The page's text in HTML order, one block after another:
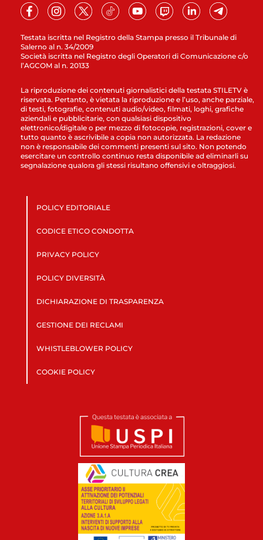
Testata iscritta nel Registro della Stampa presso il Tribunale di
Salerno al n. 34/2009
Società iscritta nel Registro degli Operatori di Comunicazione c/o
l’AGCOM al n. 20133
La riproduzione dei contenuti giornalistici della testata STILETV è
riservata. Pertanto, è vietata la riproduzione e l’uso, anche parziale,
di testi, fotografie, contenuti audio/video, filmati, loghi, grafiche
aziendali e pubblicitarie, con qualsiasi dispositivo
elettronico/digitale o per mezzo di fotocopie, registrazioni, cover e
tutto quanto è ascrivibile a copia non autorizzata. La redazione
non è responsabile dei commenti presenti sul sito. Non potendo
esercitare un controllo continuo resta disponibile ad eliminarli su
segnalazione qualora gli stessi risultano offensivi e oltraggiosi.
POLICY EDITORIALE
CODICE ETICO CONDOTTA
PRIVACY POLICY
POLICY DIVERSITÀ
DICHIARAZIONE DI TRASPARENZA
GESTIONE DEI RECLAMI
WHISTLEBLOWER POLICY
COOKIE POLICY